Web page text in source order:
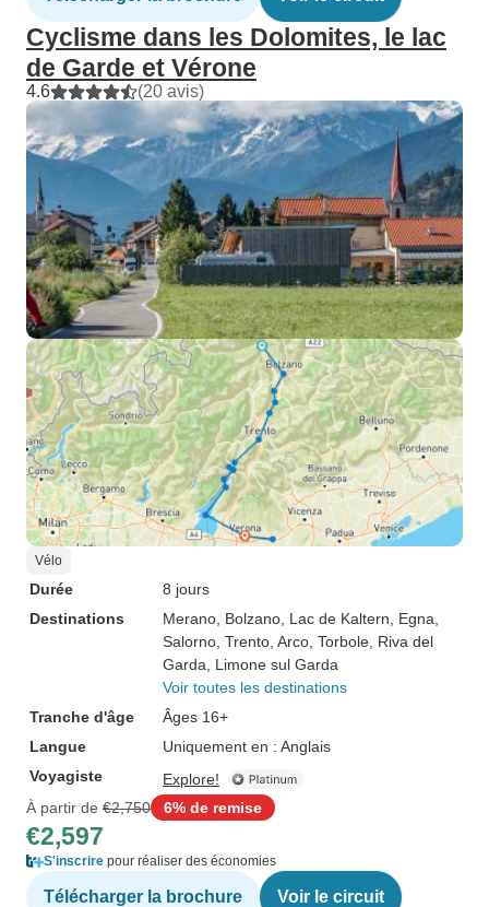
Cyclisme dans les Dolomites, le lac
de Garde et Vérone
4.6 (20 avis)
Vélo
Durée
8 jours
Destinations
Merano , Bolzano , Lac de Kaltern , Egna
Salorno , Trento , Arco , Torbole , Riva del
Garda , Limone sul Garda
Voir toutes les destinations
Tranche d'âge
Âges 16+
Langue
Uniquement en : Anglais
Voyagiste
Explore!
À partir de €2,750 6% de remise
€2,597
S'inscrire pour réaliser des économies
Télécharger la brochure Voir le circuit